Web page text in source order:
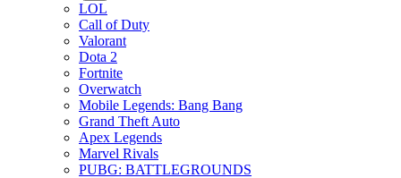
LOL
Call of Duty
Valorant
Dota 2
Fortnite
Overwatch
Mobile Legends: Bang Bang
Grand Theft Auto
Apex Legends
Marvel Rivals
PUBG: BATTLEGROUNDS